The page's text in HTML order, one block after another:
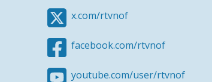
x.com/rtvnof
facebook.com/rtvnof
youtube.com/user/rtvnof